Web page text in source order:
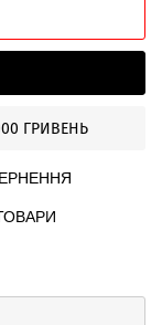
ГРИВЕНЬ